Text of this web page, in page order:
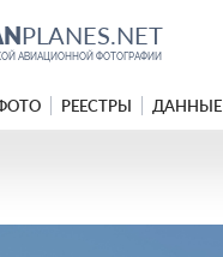
PLANES.NET
АВИАЦИОННОЙ ФОТОГРАФИИ
РЕЕСТРЫ ДАННЫЕ